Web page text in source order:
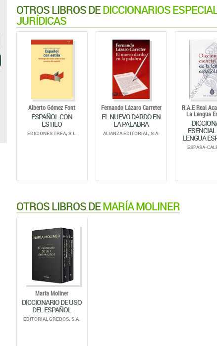
OTROS LIBROS DEDICCIONARIOS
JURÍDICAS
Alberto Gómez Font
ESPAÑOL CON
ESTILO
EDICIONES TREA, S.L.
Fernando Lázaro Carreter
EL NUEVO DARDO EN
LA PALABRA
ALIANZA EDITORIAL, S.A.
R.A.E Real
La Lengua
LENGUA
ESPASA-
OTROS LIBROS DEMARÍA MOLINER
María Moliner
DICCIONARIO DE USO
DEL ESPAÑOL
EDITORIAL GREDOS, S.A.